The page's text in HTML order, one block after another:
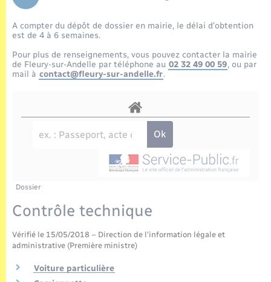
Etat-civil - Papiers - Citoyenneté
Mariage – PACS
Parrainage civil
Logement - Urbanisme
Nouvel habitant
Organisation d’événement
Sécurité - Prévention
Seniors
Transports scolaires
Travaux - Autorisation d’occupation de l’espace
public
Compétences
Plan interactif
La Communauté de communes
A compter du dépôt de dossier en mairie, le délai d’obtention
est de 4 à 6 semaines.
Pour plus de renseignements, vous pouvez contacter la mairie
de Fleury-sur-Andelle par téléphone au 02 32 49 00 59, ou par
mail à contact@fleury-sur-andelle.fr.
Dossier
Contrôle technique
Vérifié le 15/05/2018 – Direction de l'information légale et
administrative (Première ministre)
Voiture particulière